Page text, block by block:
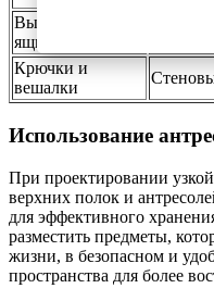
Выдвижные
ящики
Крючки и
вешалки
Использование
При проектировании
верхних полок и
для эффективного
разместить предметы,
жизни, в безопасном и
пространства для более